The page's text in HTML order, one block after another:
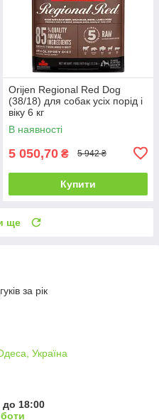
Orijen Regional Red Dog
(38/18) для собак усіх порід і
віку 6 кг
В наявності
5 050,70 ₴ 5 942 ₴
Купити
ще
за рік
Україна
до 18:00